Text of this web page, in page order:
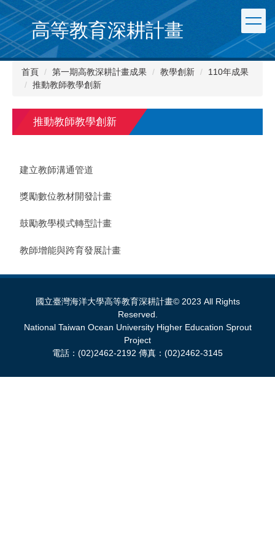
跳
到
主
要
內
高等教育深耕計畫
首頁 第一期高教深耕計畫成果 教學創新
110年成果
推動教師教學創新
推動教師教學創新
建立教師溝通管道
獎勵數位教材開發計畫
鼓勵教學模式轉型計畫
教師增能與跨育發展計畫
國立臺灣海洋大學高等教育深耕計畫© 2023 All Rights
Reserved.
National Taiwan Ocean University Higher Education Sprout
Project
電話：(02)2462-2192 傳真：(02)2462-3145